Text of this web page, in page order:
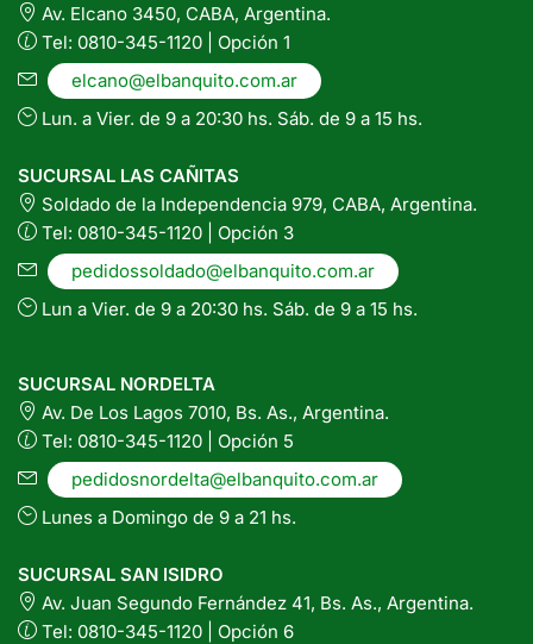
Av. Elcano 3450, CABA, Argentina.
Tel: 0810-345-1120 | Opción 1
elcano@elbanquito.com.ar
Lun. a Vier. de 9 a 20:30 hs. Sáb. de 9 a 15 hs.
SUCURSAL LAS CAÑITAS
Soldado de la Independencia 979, CABA, Argentina.
Tel: 0810-345-1120 | Opción 3
pedidossoldado@elbanquito.com.ar
Lun a Vier. de 9 a 20:30 hs. Sáb. de 9 a 15 hs.
SUCURSAL NORDELTA
Av. De Los Lagos 7010, Bs. As., Argentina.
Tel: 0810-345-1120 | Opción 5
pedidosnordelta@elbanquito.com.ar
Lunes a Domingo de 9 a 21 hs.
SUCURSAL SAN ISIDRO
Av. Juan Segundo Fernández 41, Bs. As., Argentina.
Tel: 0810-345-1120 | Opción 6